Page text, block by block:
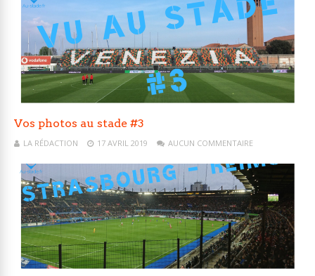
Vos photos au stade #3
LA RÉDACTION 17 AVRIL 2019 AUCUN COMMENTAIRE